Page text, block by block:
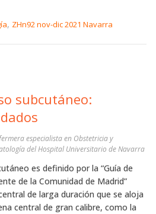
, ZHn92 nov-dic 2021 Navarra
subcutáneo:
especialista en Obstetricia y
del Hospital Universitario de Navarra
es definido por la “Guía de
de la Comunidad de Madrid”
de larga duración que se aloja
central de gran calibre, como la